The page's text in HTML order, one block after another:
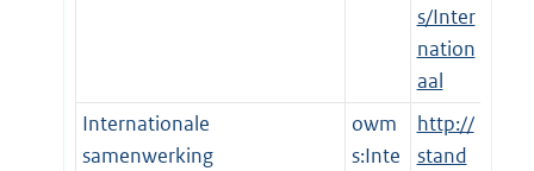
s/Inter
nation
aal
Internationale
samenwerking
owm
s:Inte
http://
stand